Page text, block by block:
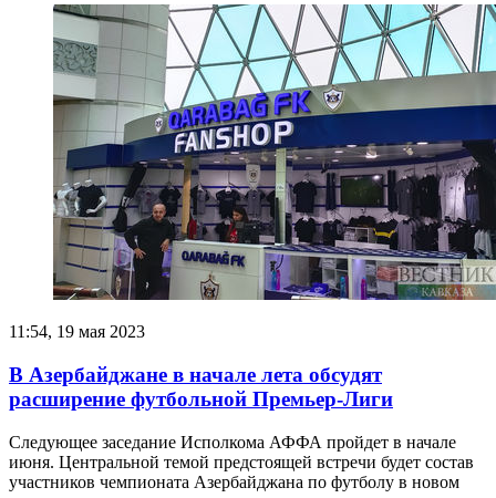
11:54, 19 мая 2023
В Азербайджане в начале лета обсудят
расширение футбольной Премьер-Лиги
Следующее заседание Исполкома АФФА пройдет в начале
июня. Центральной темой предстоящей встречи будет состав
участников чемпионата Азербайджана по футболу в новом